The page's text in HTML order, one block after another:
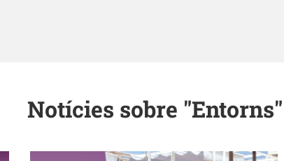
Notícies sobre "Entorns"